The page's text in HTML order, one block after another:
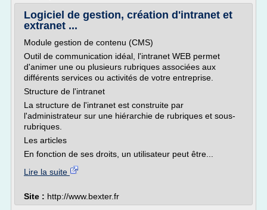
Logiciel de gestion, création d'intranet et
extranet ...
Module gestion de contenu (CMS)
Outil de communication idéal, l'intranet WEB permet
d'animer une ou plusieurs rubriques associées aux
différents services ou activités de votre entreprise.
Structure de l'intranet
La structure de l'intranet est construite par
l'administrateur sur une hiérarchie de rubriques et sous-
rubriques.
Les articles
En fonction de ses droits, un utilisateur peut être...
Lire la suite
Site : http://www.bexter.fr